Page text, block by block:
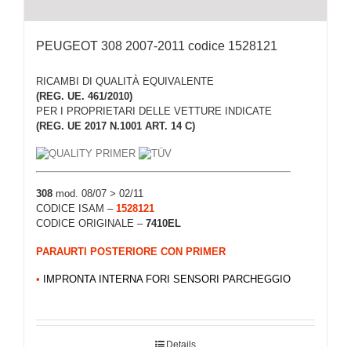
PEUGEOT 308 2007-2011 codice 1528121
RICAMBI DI QUALITÀ EQUIVALENTE
(REG. UE. 461/2010)
PER I PROPRIETARI DELLE VETTURE INDICATE
(REG. UE 2017 N.1001 ART. 14 C)
308 mod. 08/07 > 02/11
CODICE ISAM – 1528121
CODICE ORIGINALE – 7410EL
PARAURTI POSTERIORE CON PRIMER
• IMPRONTA INTERNA FORI SENSORI PARCHEGGIO
Details